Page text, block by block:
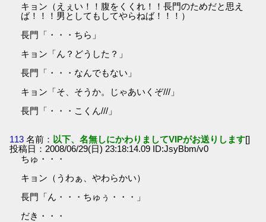
キョン（えぇい！！腹をくくれ！！長門のためだと思え
ば！！！男としてもしてやらねば！！！）
長門「・・・ちら」
キョン「ん？どうした？」
長門「・・・なんでもない」
キョン「そ、そうか。じゃあいくぞ///」
長門「・・・こくん///」
113 名前： 以下、名無しにかわりましてVIPがお送りします[]
投稿日：2008/06/29(日) 23:18:14.09 ID:JsyBbm/v0
ちゅ・・・
キョン（うわぁ、やわらかい）
長門「ん・・・ちゅぅ・・・」
だき・・・